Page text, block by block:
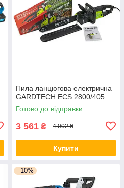
Пила ланцюгова електрична
GARDTECH ECS 2800/405
Готово до відправки
3 561 ₴ 4 002 ₴
Купити
–10%